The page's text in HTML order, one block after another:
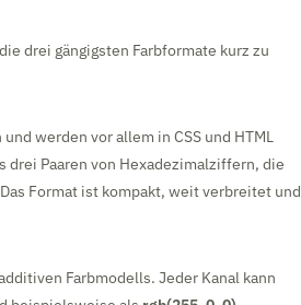
drei gängigsten Farbformate kurz zu
werden vor allem in CSS und HTML
drei Paaren von Hexadezimalziffern, die
Format ist kompakt, weit verbreitet und
Farbmodells. Jeder Kanal kann